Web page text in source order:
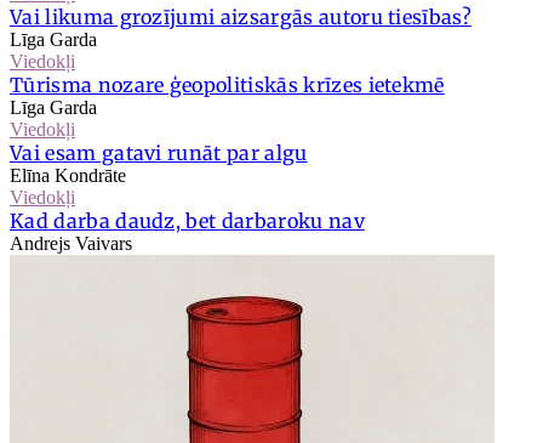
Vai likuma grozījumi aizsargās autoru tiesības?
Līga Garda
Viedokļi
Tūrisma nozare ģeopolitiskās krīzes ietekmē
Līga Garda
Viedokļi
Vai esam gatavi runāt par algu
Elīna Kondrāte
Viedokļi
Kad darba daudz, bet darbaroku nav
Andrejs Vaivars